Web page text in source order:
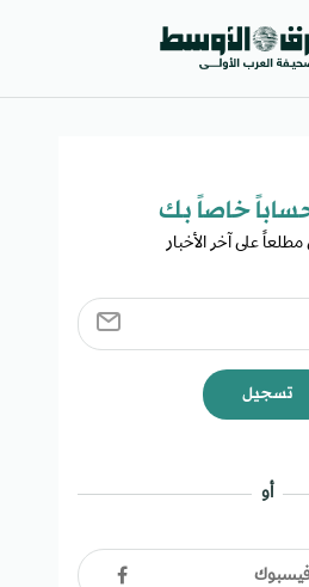
خاصاً بك​
على آخر الأخبار
تسجيل
أو